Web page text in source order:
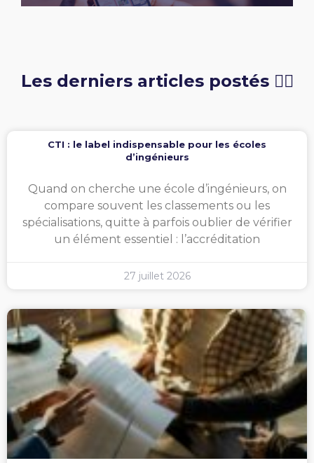
Les derniers articles postés 👇🏻
CTI : le label indispensable pour les écoles
d’ingénieurs
Quand on cherche une école d’ingénieurs, on
compare souvent les classements ou les
spécialisations, quitte à parfois oublier de vérifier
un élément essentiel : l’accréditation
27 juillet 2026